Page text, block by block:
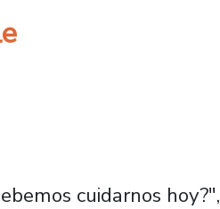
cuidarnos hoy?",